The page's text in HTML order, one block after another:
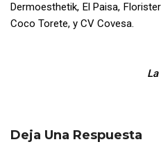
Dermoesthetik, El Paisa,
Coco Torete, y CV Covesa.
Deja Una Respuesta